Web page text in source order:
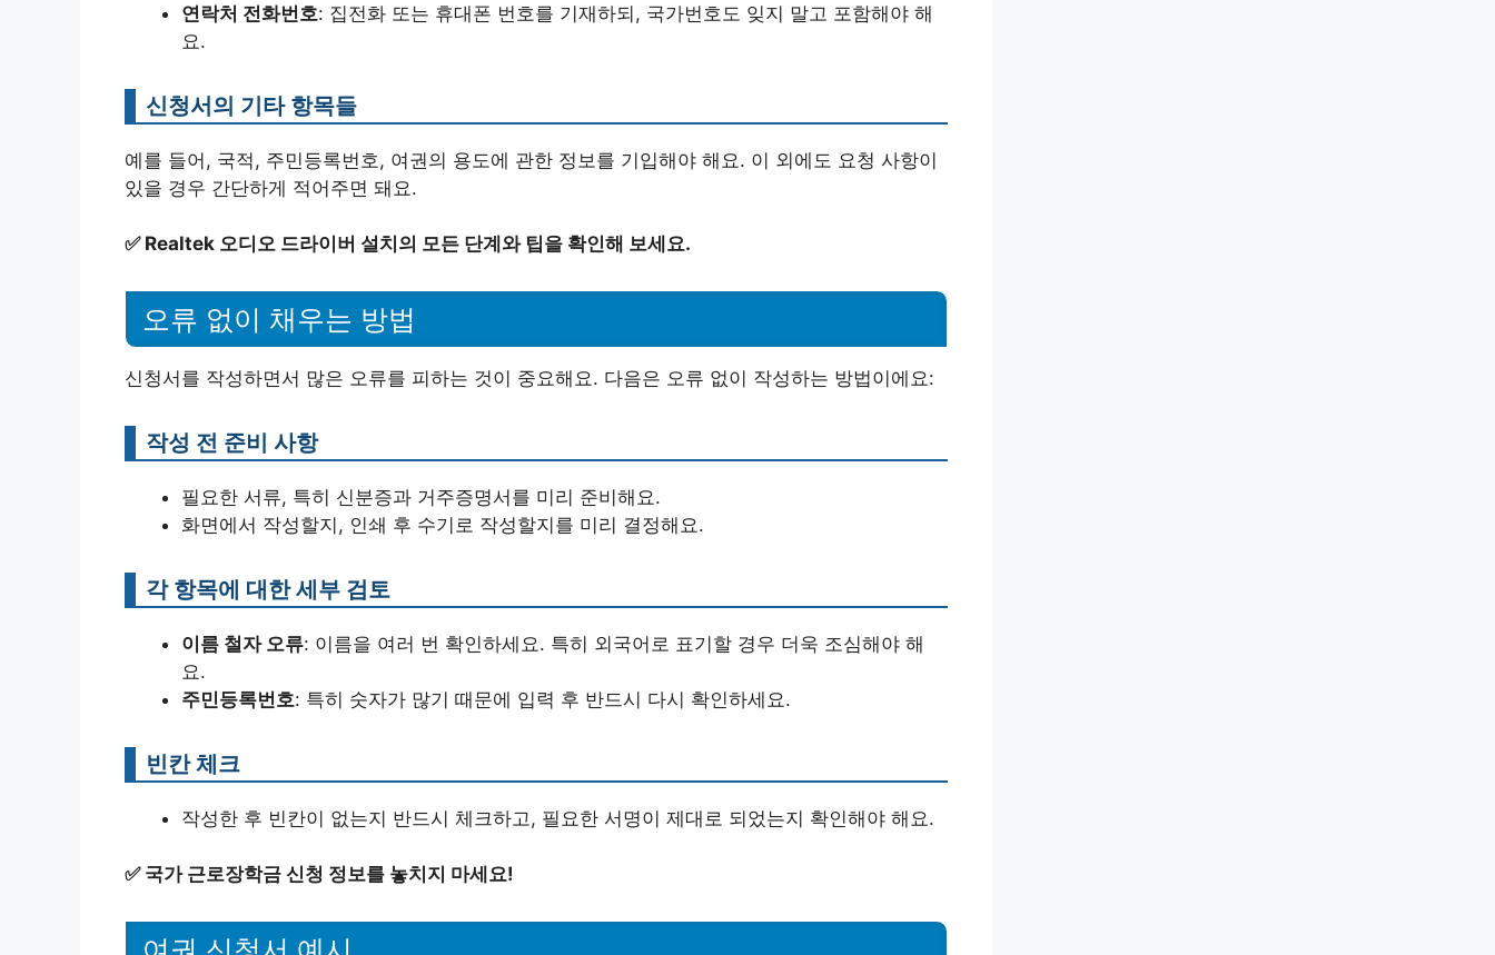
연락처 전화번호: 집전화 또는 휴대폰 번호를 기재하되, 국가번호도 잊지 말고 포함해야 해
요.
신청서의 기타 항목들
예를 들어, 국적, 주민등록번호, 여권의 용도에 관한 정보를 기입해야 해요. 이 외에도 요청 사항이
있을 경우 간단하게 적어주면 돼요.
✅ Realtek 오디오 드라이버 설치의 모든 단계와 팁을 확인해 보세요.
오류 없이 채우는 방법
신청서를 작성하면서 많은 오류를 피하는 것이 중요해요. 다음은 오류 없이 작성하는 방법이에요:
작성 전 준비 사항
필요한 서류, 특히 신분증과 거주증명서를 미리 준비해요.
화면에서 작성할지, 인쇄 후 수기로 작성할지를 미리 결정해요.
각 항목에 대한 세부 검토
이름 철자 오류: 이름을 여러 번 확인하세요. 특히 외국어로 표기할 경우 더욱 조심해야 해
요.
주민등록번호: 특히 숫자가 많기 때문에 입력 후 반드시 다시 확인하세요.
빈칸 체크
작성한 후 빈칸이 없는지 반드시 체크하고, 필요한 서명이 제대로 되었는지 확인해야 해요.
✅ 국가 근로장학금 신청 정보를 놓치지 마세요!